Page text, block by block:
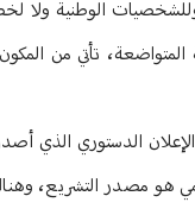
الوطنية ولا
تأتي من
هو مصدر التشريع،